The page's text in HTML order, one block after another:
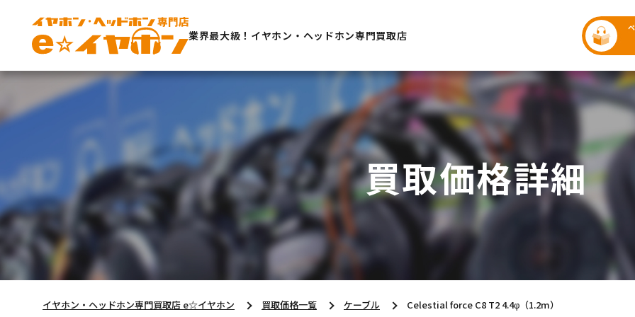
業界最大級！イヤホン・ヘッドホン専門買取店
買取価格詳細
イヤホン・ヘッドホン専門買取店 e☆イヤホン 買取価格一覧 ケーブル Celestial force C8 T2 4.4φ（1.2m）